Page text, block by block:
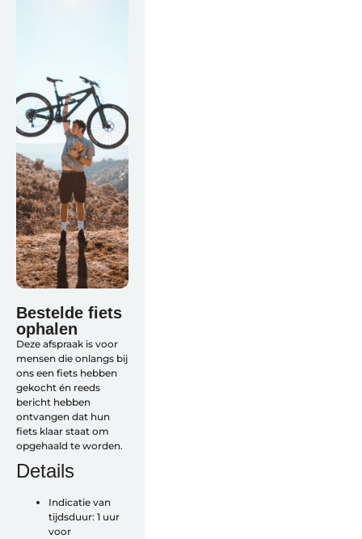
Fietsonderdelen
Fietsbanden
Sturen
Zadels
Kleding
Onderhoud en Reparatie
Help mij bijhet
kiezenvan een fiets
Bestelde fiets
ophalen
Deze afspraak is voor
mensen die onlangs bij
ons een fiets hebben
gekocht én reeds
bericht hebben
ontvangen dat hun
fiets klaar staat om
opgehaald te worden.
Details
Indicatie van
tijdsduur: 1 uur
voor